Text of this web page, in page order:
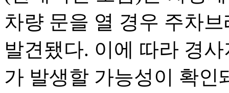
차량 문을 열 경우 주차
발견됐다. 이에 따라 경
가 발생할 가능성이 확인